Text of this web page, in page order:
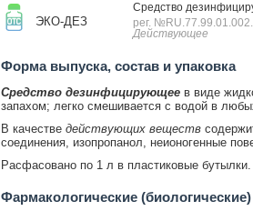
ЭКО-ДЕЗ
Средство
рег.
Действующее
Форма выпуска, состав и упаковка
Средство дезинфицирующеев виде
запахом; легко смешивается с водой в
В качестве действующих веществ
соединения, изопропанол, неионогенные
Расфасовано по 1 л в пластиковые бутылки.
Фармакологические